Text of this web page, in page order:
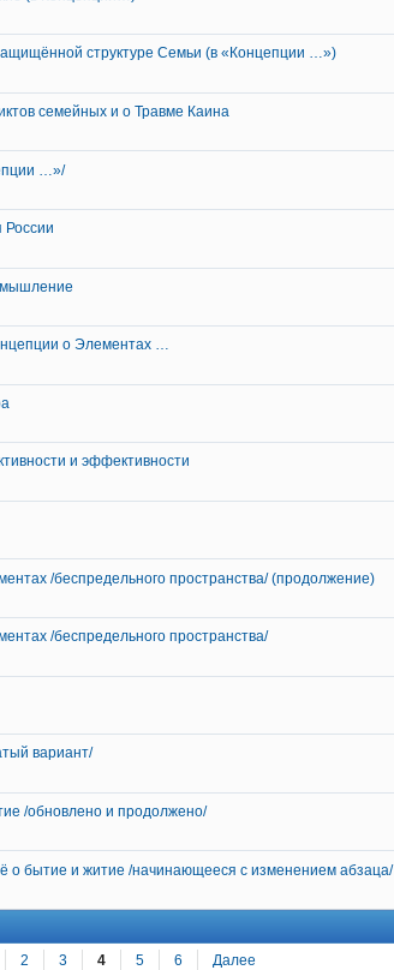
структуре Семьи (в «Концепции …»)
семейных и о Травме Каина
…»/
о Элементах …
и эффективности
/беспредельного пространства/ (продолжение)
/беспредельного пространства/
вариант/
/обновлено и продолжено/
о бытие и житие /начинающееся с изменением абзаца/
2 3 4 5 6 Далее